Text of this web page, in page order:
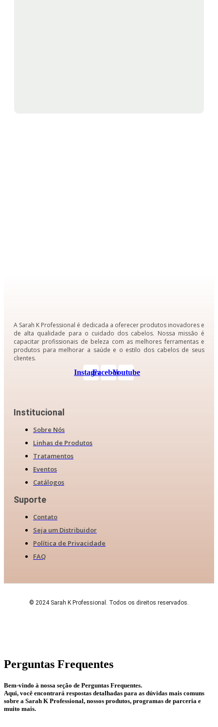
A Sarah K Professional é dedicada a oferecer produtos inovadores e
de alta qualidade para o cuidado dos cabelos. Nossa missão é
capacitar profissionais de beleza com as melhores ferramentas e
produtos para melhorar a saúde e o estilo dos cabelos de seus
clientes.
InstagramFacebookYoutube
Institucional
Sobre Nós
Linhas de Produtos
Tratamentos
Eventos
Catálogos
Suporte
Contato
Seja um Distribuidor
Política de Privacidade
FAQ
© 2024 Sarah K Professional. Todos os direitos reservados.
Perguntas Frequentes
Bem-vindo à nossa seção de Perguntas Frequentes.
Aqui, você encontrará respostas detalhadas para as dúvidas mais comuns
sobre a Sarah K Professional, nossos produtos, programas de parceria e
muito mais.